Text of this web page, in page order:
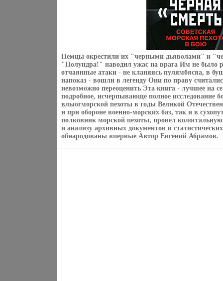
Немцы окрестили их "черными дьяволами" и
"Полундра!" наводил ужас на врага Им не было
отчаянные атаки - не кланяясь пулямбясяа, в
напоказ - вошли в легенду Они по праву
невозможно переоценить Эта книга - лучшее на
подробное, исчерпывающе полное исследование
влыогморской пехоты в годы Великой
и при обороне военно-морских баз, так и в
полковник морской пехоты, провел колоссальную
и анализу архивных документов и
обнародованы впервые Автор Евгений Абрамов.